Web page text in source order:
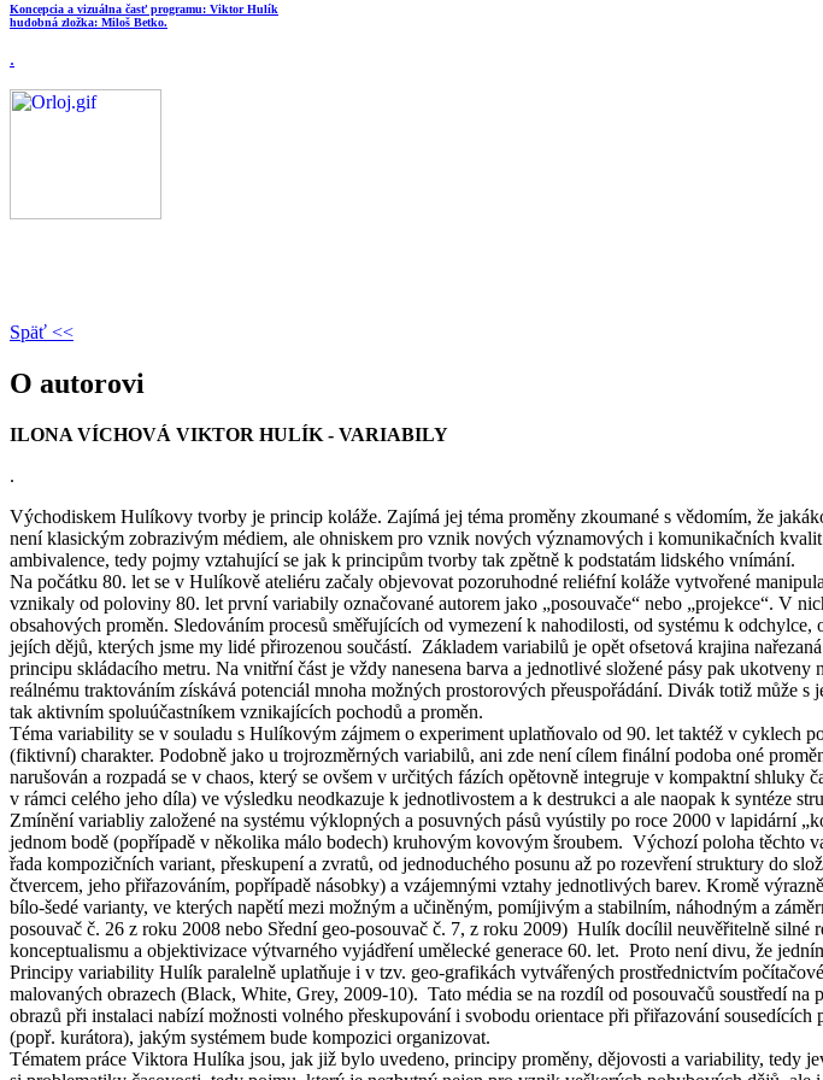
Koncepcia a vizuálna časť programu: Viktor Hulík
hudobná zložka: Miloš Betko.
.
Späť <<
O autorovi
ILONA VÍCHOVÁ VIKTOR HULÍK - VARIABILY
.
Východiskem Hulíkovy tvorby je princip koláže. Zajímá jej téma proměny zkoumané s vědomím, že
není klasickým zobrazivým médiem, ale ohniskem pro vznik nových významových i komunikačních
ambivalence, tedy pojmy vztahující se jak k principům tvorby tak zpětně k podstatám lidského vnímání.
Na počátku 80. let se v Hulíkově ateliéru začaly objevovat pozoruhodné reliéfní koláže vytvořené
vznikaly od poloviny 80. let první variabily označované autorem jako „posouvače“ nebo „projekce“. V
obsahových proměn. Sledováním procesů směřujících od vymezení k nahodilosti, od systému k
jejích dějů, kterých jsme my lidé přirozenou součástí. Základem variabilů je opět ofsetová krajina
principu skládacího metru. Na vnitřní část je vždy nanesena barva a jednotlivé složené pásy pak
reálnému traktováním získává potenciál mnoha možných prostorových přeuspořádání. Divák totiž může
tak aktivním spoluúčastníkem vznikajících pochodů a proměn.
Téma variability se v souladu s Hulíkovým zájmem o experiment uplatňovalo od 90. let taktéž v cyklech
(fiktivní) charakter. Podobně jako u trojrozměrných variabilů, ani zde není cílem finální podoba oné
narušován a rozpadá se v chaos, který se ovšem v určitých fázích opětovně integruje v kompaktní
v rámci celého jeho díla) ve výsledku neodkazuje k jednotlivostem a k destrukci a ale naopak k syntéze
Zmínění variabliy založené na systému výklopných a posuvných pásů vyústily po roce 2000 v lapidární
jednom bodě (popřípadě v několika málo bodech) kruhovým kovovým šroubem. Výchozí poloha
řada kompozičních variant, přeskupení a zvratů, od jednoduchého posunu až po rozevření struktury do
čtvercem, jeho přiřazováním, popřípadě násobky) a vzájemnými vztahy jednotlivých barev. Kromě
bílo-šedé varianty, ve kterých napětí mezi možným a učiněným, pomíjivým a stabilním, náhodným a
posouvač č. 26 z roku 2008 nebo Sřední geo-posouvač č. 7, z roku 2009) Hulík docílil neuvěřitelně
konceptualismu a objektivizace výtvarného vyjádření umělecké generace 60. let. Proto není divu, že
Principy variability Hulík paralelně uplatňuje i v tzv. geo-grafikách vytvářených prostřednictvím
malovaných obrazech (Black, White, Grey, 2009-10). Tato média se na rozdíl od posouvačů soustředí
obrazů při instalaci nabízí možnosti volného přeskupování i svobodu orientace při přiřazování
(popř. kurátora), jakým systémem bude kompozici organizovat.
Tématem práce Viktora Hulíka jsou, jak již bylo uvedeno, principy proměny, dějovosti a variability, tedy